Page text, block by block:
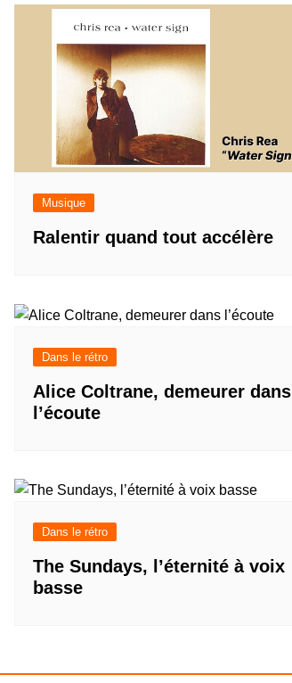
Musique
Ralentir quand tout accélère
Dans le rétro
Alice Coltrane, demeurer dans
l’écoute
Dans le rétro
The Sundays, l’éternité à voix
basse